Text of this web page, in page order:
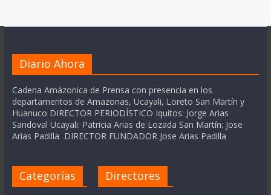
Diario Ahora
Cadena Amázonica de Prensa con presencia en los
departamentos de Amazonas, Ucayali, Loreto San Martín y
Huanuco DIRECTOR PERIODÍSTICO Iquitos: Jorge Arias
Sandoval Ucayali: Patricia Arias de Lozada San Martín: Jose
Arias Padilla DIRECTOR FUNDADOR Jose Arias Padilla
Categorías Directores